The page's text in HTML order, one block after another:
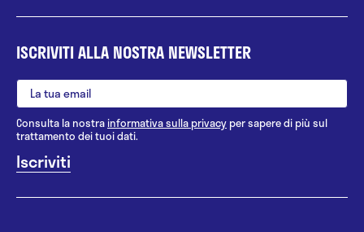
ISCRIVITI ALLA NOSTRA NEWSLETTER
Consulta la nostrainformativa sulla privacy per sapere di più sul
trattamento dei tuoi dati.